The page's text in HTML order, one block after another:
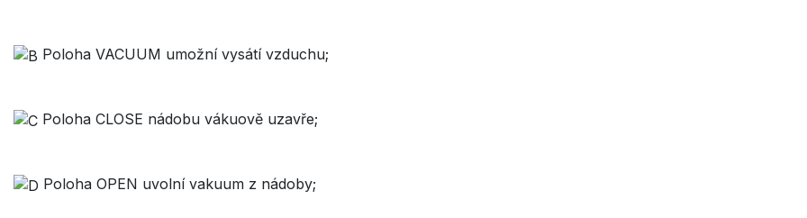
Poloha VACUUM umožní vysátí vzduchu;
Poloha CLOSE nádobu vákuově uzavře;
Poloha OPEN uvolní vakuum z nádoby;